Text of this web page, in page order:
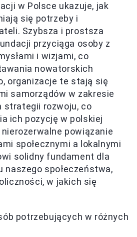
w Polsce ukazuje, jak
się potrzeby i
Szybsza i prostsza
przyciąga osoby z
i wizjami, co
nowatorskich
organizacje te stają się
samorządów w zakresie
strategii rozwoju, co
ich pozycję w polskiej
powiązanie
społecznymi a lokalnymi
solidny fundament dla
naszego społeczeństwa,
w jakich się
potrzebujących w różnych